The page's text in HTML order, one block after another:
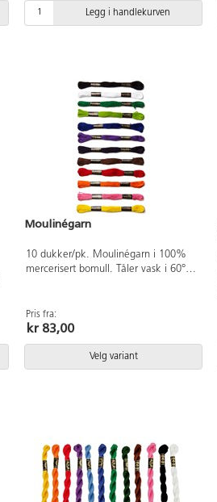
Legg i handlekurven
Moulinégarn
10 dukker/pk. Moulinégarn i 100%
mercerisert bomull. Tåler vask i 60°C
Pris fra:
kr 83,00
Velg variant